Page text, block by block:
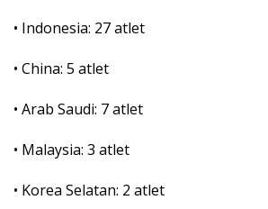
• Indonesia: 27 atlet
• China: 5 atlet
• Arab Saudi: 7 atlet
• Malaysia: 3 atlet
• Korea Selatan: 2 atlet